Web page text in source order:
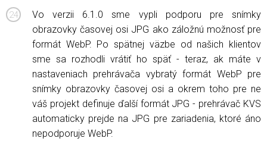
Vo verzii 6.1.0 sme vypli podporu pre snímky
obrazovky časovej osi JPG ako záložnú možnosť pre
formát WebP. Po spätnej väzbe od našich klientov
sme sa rozhodli vrátiť ho späť - teraz, ak máte v
nastaveniach prehrávača vybratý formát WebP pre
snímky obrazovky časovej osi a okrem toho pre ne
váš projekt definuje ďalší formát JPG - prehrávač KVS
automaticky prejde na JPG pre zariadenia, ktoré áno
nepodporuje WebP.